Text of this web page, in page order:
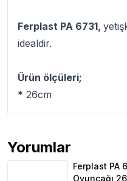
Ferplast PA 6731,
idealdir.
Ürün ölçüleri;
* 26cm
Yorumlar
Ferplast PA 6731 Çene
Ferplast PA
Oyuncağı